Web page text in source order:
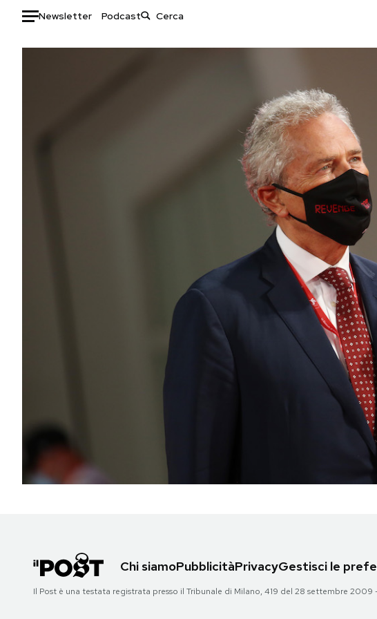
Newsletter Podcast
Auto
Mondiali calcio 2026
I MIEI PREFERITI
SHOP
AREA PERSONALE
Area Personale
Chi siamoPubblicitàPrivacyGestisci le
Il Post è una testata registrata presso il Tribunale di Milano, 419 del 28 settembre 2009